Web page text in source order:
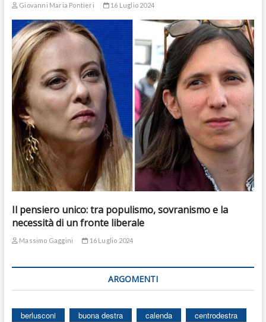
Giovanni Maria Pontieri 16 Luglio 2024
Il pensiero unico: tra populismo, sovranismo e la
necessità di un fronte liberale
Massimo Gaggini 16 Luglio 2024
ARGOMENTI
berlusconi buona destra calenda
centrodestra